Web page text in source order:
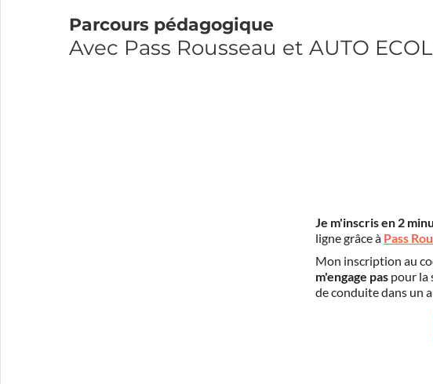
Parcours pédagogique
Avec Pass Rousseau et AUTO
Je m'inscris en 2
ligne grâce à Pass
Mon inscription au
m'engage pas pour la
de conduite dans un